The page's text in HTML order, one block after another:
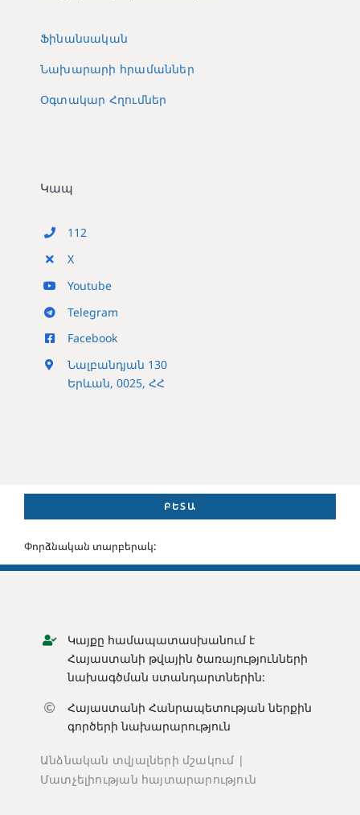
Ֆինանսական
Նախարարի հրամաններ
Օգտակար Հղումներ
Կապ
112
X
Youtube
Telegram
Facebook
Նալբանդյան 130
Երևան, 0025, ՀՀ
ԲԵՏԱ
Փորձնական տարբերակ:
Կայքը համապատասխանում է
Հայաստանի թվային ծառայությունների
նախագծման ստանդարտներին:
Հայաստանի Հանրապետության ներքին
գործերի նախարարություն
Անձնական տվյալների մշակում |
Մատչելիության հայտարարություն